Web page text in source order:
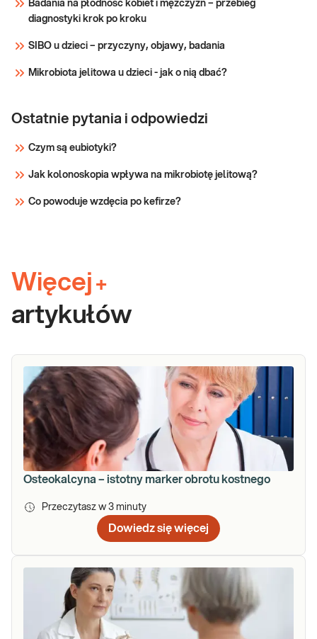
cukrzycy (typu
Badania na płodność kobiet i mężczyzn – przebieg
diagnostyki krok po kroku
SIBO u dzieci – przyczyny, objawy, badania
Mikrobiota jelitowa u dzieci - jak o nią dbać?
Ostatnie pytania i odpowiedzi
Czym są eubiotyki?
Jak kolonoskopia wpływa na mikrobiotę jelitową?
Co powoduje wzdęcia po kefirze?
Więcej +
artykułów
Osteokalcyna – istotny marker obrotu kostnego
Przeczytasz w 3 minuty
Dowiedz się więcej